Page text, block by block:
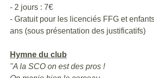
- 2 jours : 7€
- Gratuit pour les licenciés FFG et
ans (sous présentation des justificatifs)
Hymne du club
"A la SCO on est des pros !